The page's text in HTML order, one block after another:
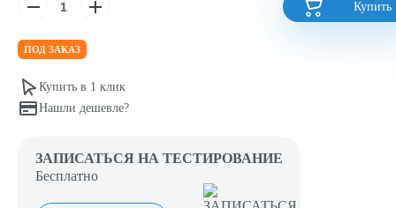
Купить
ПОД ЗАКАЗ
Купить в 1 клик
Нашли дешевле?
ЗАПИСАТЬСЯ НА ТЕСТИРОВАНИЕ
Бесплатно